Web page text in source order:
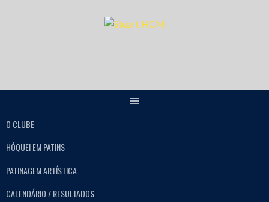
O CLUBE
HÓQUEI EM PATINS
PATINAGEM ARTÍSTICA
CALENDÁRIO / RESULTADOS